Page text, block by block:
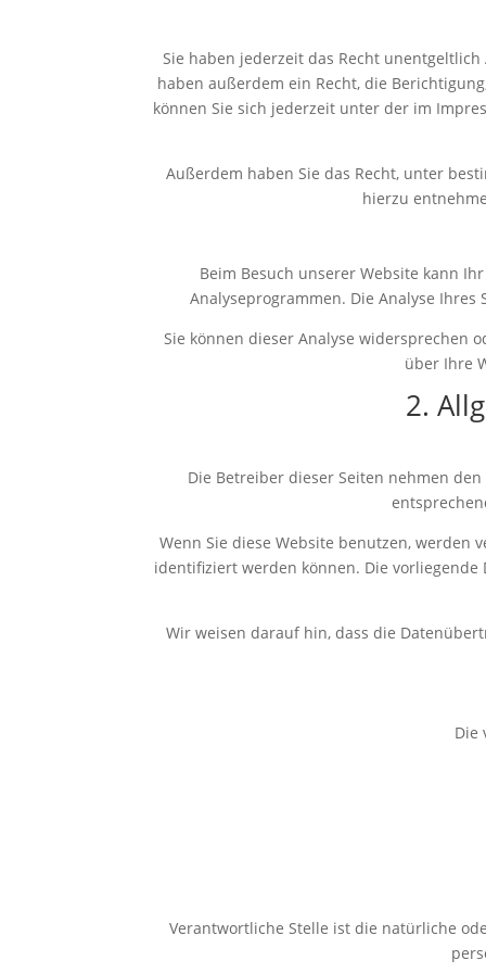
Sie haben jederzeit das Recht
haben außerdem ein Recht, die
können Sie sich jederzeit unter der im
Außerdem haben Sie das Recht, unter
hierzu
Beim Besuch unserer Website kann
Analyseprogrammen. Die Analyse
Sie können dieser Analyse widersprechen
über Ihre
2.
Die Betreiber dieser Seiten nehmen
Wenn Sie diese Website benutzen, werden
identifiziert werden können. Die
Wir weisen darauf hin, dass die
Die
Verantwortliche Stelle ist die natürliche